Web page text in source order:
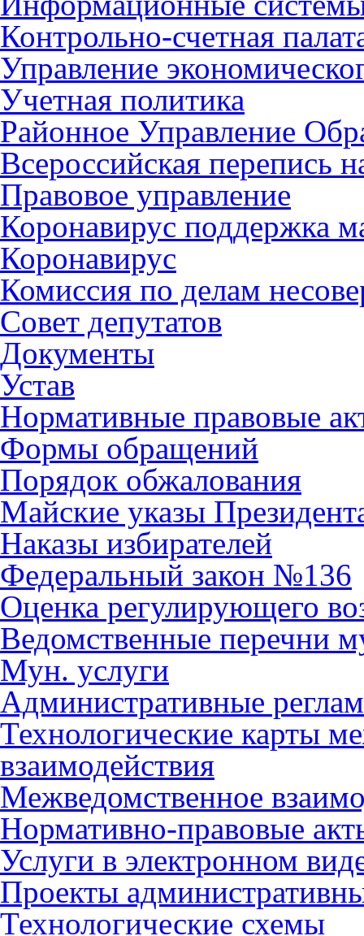
Контрольно-счетная
Управление
Учетная политика
Районное Управление
Всероссийская перепись
Правовое управление
Коронавирус поддержка
Коронавирус
Комиссия по делам
Совет депутатов
Документы
Устав
Нормативные правовые
Формы обращений
Порядок обжалования
Майские указы
Наказы избирателей
Федеральный закон №136
Оценка регулирующего
Ведомственные перечни
Мун. услуги
Административные
Технологические карты
взаимодействия
Межведомственное
Нормативно-правовые
Услуги в электронном
Проекты
Технологические схемы